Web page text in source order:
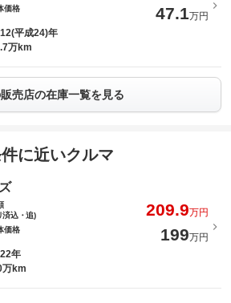
価格
47.1万円
平成24)年
万km
売店の在庫一覧を見る
に近いクルマ
済込・追)
209.9万円
価格
199万円
年
万km